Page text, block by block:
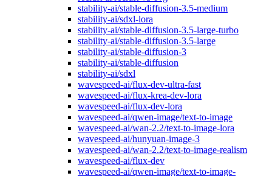
stability-ai/stable-diffusion-3.5-medium
stability-ai/sdxl-lora
stability-ai/stable-diffusion-3.5-large-turbo
stability-ai/stable-diffusion-3.5-large
stability-ai/stable-diffusion-3
stability-ai/stable-diffusion
stability-ai/sdxl
wavespeed-ai/flux-dev-ultra-fast
wavespeed-ai/flux-krea-dev-lora
wavespeed-ai/flux-dev-lora
wavespeed-ai/qwen-image/text-to-image
wavespeed-ai/wan-2.2/text-to-image-lora
wavespeed-ai/hunyuan-image-3
wavespeed-ai/wan-2.2/text-to-image-realism
wavespeed-ai/flux-dev
wavespeed-ai/qwen-image/text-to-image-